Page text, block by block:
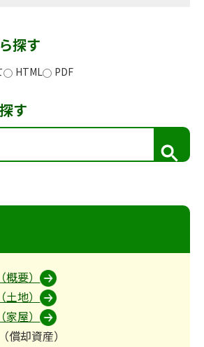
探す
HTML PDF
す
検
索
概要）
土地）
家屋）
償却資産）